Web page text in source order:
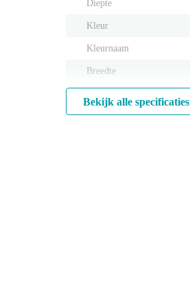
Diepte
Kleur
Kleurnaam
Breedte
Bekijk alle specificaties